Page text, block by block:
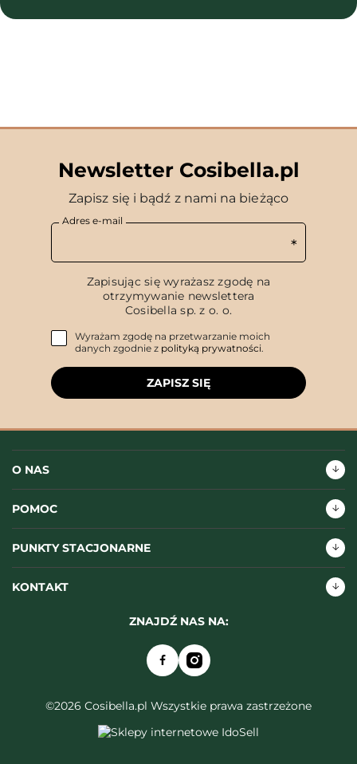
Newsletter Cosibella.pl
Zapisz się i bądź z nami na bieżąco
Adres e-mail
Zapisując się wyrażasz zgodę na
otrzymywanie newslettera
Cosibella sp. z o. o.
Wyrażam zgodę na przetwarzanie moich
danych zgodnie z polityką prywatności.
ZAPISZ SIĘ
O NAS
POMOC
PUNKTY STACJONARNE
KONTAKT
ZNAJDŹ NAS NA:
©2026 Cosibella.pl Wszystkie prawa zastrzeżone